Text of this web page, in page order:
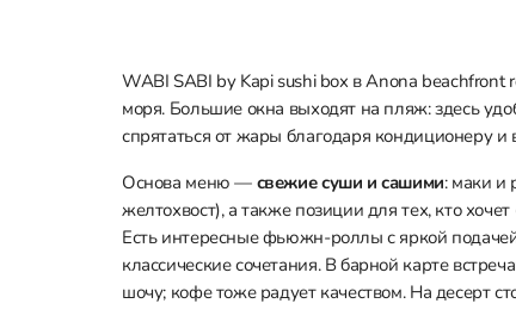
WABI SABI by Kapi sushi box в Anona
моря. Большие окна выходят на пляж: здесь
спрятаться от жары благодаря кондиционеру и
Основа меню —свежие суши и сашими: маки и
желтохвост), а также позиции для тех, кто
Есть интересные фьюжн-роллы с яркой
классические сочетания. В барной карте
шочу; кофе тоже радует качеством. На десерт